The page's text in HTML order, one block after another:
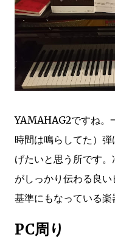
YAMAHAG2ですね。
時間は鳴らしてた）
げたいと思う所です
がしっかり伝わる良
基準にもなっている楽
PC周り